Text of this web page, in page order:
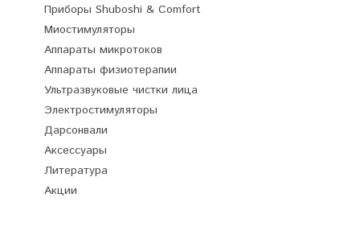
Приборы Shuboshi & Comfort
Миостимуляторы
Аппараты микротоков
Аппараты физиотерапии
Ультразвуковые чистки лица
Электростимуляторы
Дарсонвали
Аксессуары
Литература
Акции